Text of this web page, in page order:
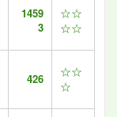
1459
3
☆☆
☆☆
426
☆☆
☆